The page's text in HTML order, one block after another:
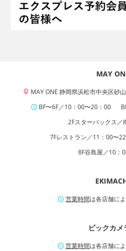
MAY
MAY ONE 静岡県浜松市中央区砂
BF〜6F／10：00〜20：00
2Fスターバックス
7Fレストラン／11：00〜
8F谷島屋／10：
営業時間は各店舗に
ビックカメ
営業時間は各店舗に